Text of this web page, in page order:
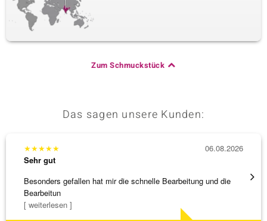
Zum Schmuckstück
Das sagen unsere Kunden:
★★★★★
Sehr gut
Besonders gefallen hat mir die schnelle Bearbeitung und die
Bearbeitun
[ weiterlesen ]
06.08.2026